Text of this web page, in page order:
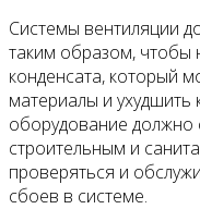
Системы вентиляции
таким образом, чтобы
конденсата, который
материалы и
оборудование должно
строительным и
проверяться и
сбоев в системе.